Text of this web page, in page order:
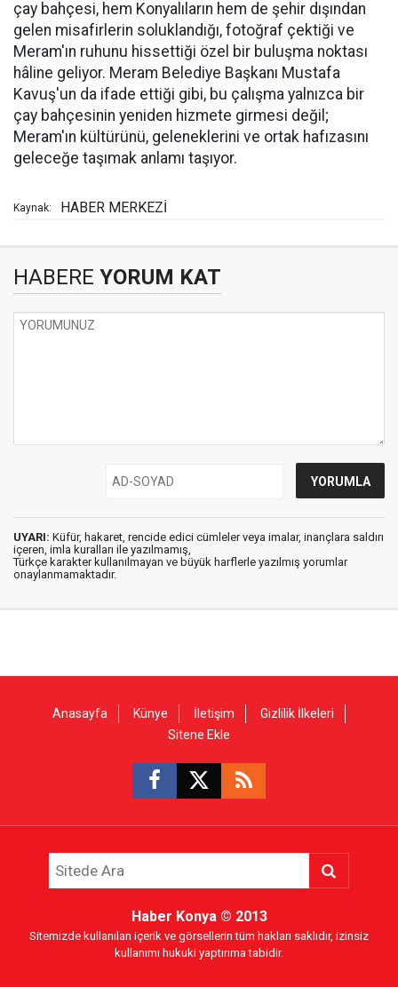
çay bahçesi, hem Konyalıların hem de şehir dışından
gelen misafirlerin soluklandığı, fotoğraf çektiği ve
Meram'ın ruhunu hissettiği özel bir buluşma noktası
hâline geliyor. Meram Belediye Başkanı Mustafa
Kavuş'un da ifade ettiği gibi, bu çalışma yalnızca bir
çay bahçesinin yeniden hizmete girmesi değil;
Meram'ın kültürünü, geleneklerini ve ortak hafızasını
geleceğe taşımak anlamı taşıyor.
Kaynak: HABER MERKEZİ
HABERE YORUM KAT
UYARI: Küfür, hakaret, rencide edici cümleler veya imalar, inançlara saldırı
içeren, imla kuralları ile yazılmamış,
Türkçe karakter kullanılmayan ve büyük harflerle yazılmış yorumlar
onaylanmamaktadır.
Anasayfa Künye İletişim
Gizlilik İlkeleri
Sitene Ekle
Haber Konya© 2013
Sitemizde kullanılan içerik ve görsellerin tüm hakları saklıdır, izinsiz
kullanımı hukuki yaptırıma tabidir.